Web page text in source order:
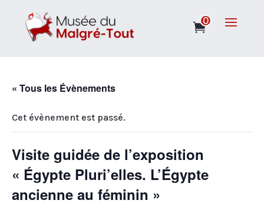
0
« Tous les Évènements
Cet évènement est passé.
Visite guidée de l’exposition
« Égypte Pluri’elles. L’Égypte
ancienne au féminin »